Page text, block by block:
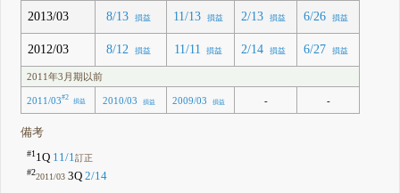
2013/03 8/13 損益 11/13 損益 2/13 損益 6/26 損益
2012/03 8/12 損益 11/11 損益 2/14 損益 6/27 損益
2011年3月期以前
2011/03#2
損益 2010/03 損益 2009/03 損益 - -
備考
#11Q 11/1訂正
#22011/033Q 2/14